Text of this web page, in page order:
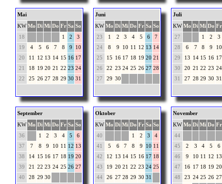
Mai
KW Mo Di Mi Do Fr Sa So
18
1 2
3
19
4 5 6 7 8 9
10
20
11 12 13 14 15 16 17
21
18 19 20 21 22 23 24
22
25 26 27 28 29 30 31
Juni
KW Mo Di Mi Do Fr Sa So
23
1 2 3 4 5 6
7
24
8 9 10 11 12 13 14
25
15 16 17 18 19 20 21
26
22 23 24 25 26 27 28
27
29 30
Juli
KW Mo Di Mi Do Fr
27
1 2
3
28
6 7 8 9
10
29
13 14 15 16 17
30
20 21 22 23 24
31
27 28 29 30 31
September
KW Mo Di Mi Do Fr Sa So
36
1 2 3 4 5
6
37
7 8 9 10 11 12 13
38
14 15 16 17 18 19 20
39
21 22 23 24 25 26 27
40
28 29 30
Oktober
KW Mo Di Mi Do Fr Sa So
40
1 2 3
4
41
5 6 7 8 9 10 11
42
12 13 14 15 16 17 18
43
19 20 21 22 23 24 25
44
26 27 28 29 30 31
November
KW Mo Di Mi Do Fr
44
45
2 3 4 5
6
46
9 10 11 12 13
47
16 17 18 19 20
48
23 24 25 26 27